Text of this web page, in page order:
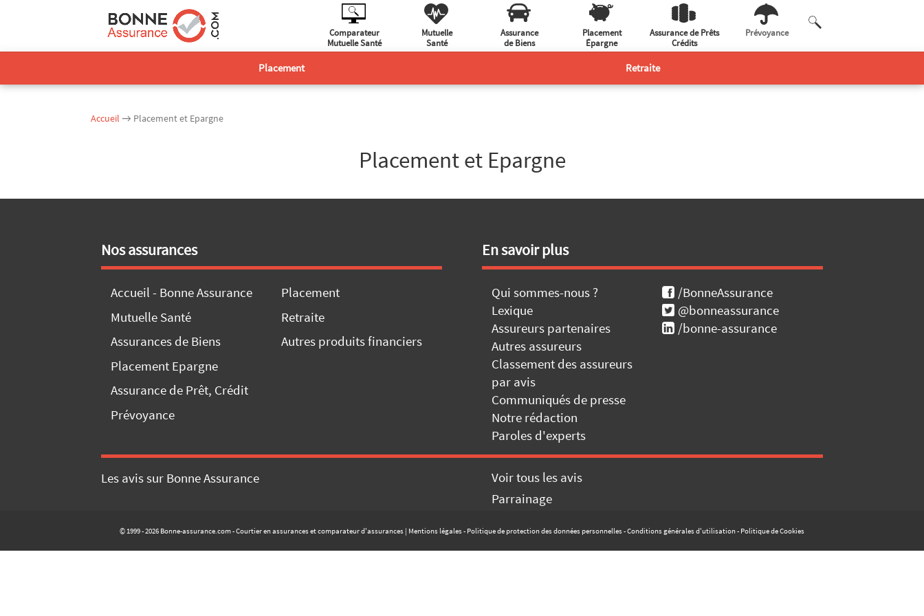
Comparateur
Mutuelle Santé
Mutuelle
Santé
Assurance
de Biens
Placement
Épargne
Assurance de Prêts
Crédits
Prévoyance
Placement Retraite
Accueil → Placement et Epargne
Placement et Epargne
Nos assurances
Accueil - Bonne Assurance
Mutuelle Santé
Assurances de Biens
Placement Epargne
Assurance de Prêt, Crédit
Prévoyance
Placement
Retraite
Autres produits financiers
En savoir plus
Qui sommes-nous ?
Lexique
Assureurs partenaires
Autres assureurs
Classement des assureurs
par avis
Communiqués de presse
Notre rédaction
Paroles d'experts
/BonneAssurance
@bonneassurance
/bonne-assurance
Les avis sur Bonne Assurance
Voir tous les avis
Parrainage
© 1999 - 2026 Bonne-assurance.com - Courtier en assurances et comparateur d'assurances | Mentions légales- Politique de protection des données personnelles-Conditions générales d'utilisation- Politique de Cookies